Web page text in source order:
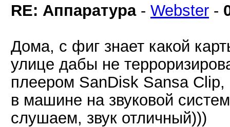
RE: Аппаратура- Webster -
Дома, с фиг знает какой
улице дабы не
плеером SanDisk Sansa
в машине на звуковой
слушаем, звук отличный)))